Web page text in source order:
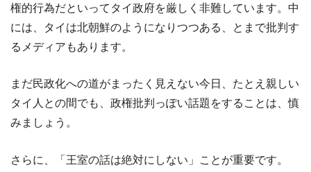
権的行為だといってタイ政府を厳しく非難しています。中
には、タイは北朝鮮のようになりつつある、とまで批判す
るメディアもあります。
まだ民政化への道がまったく見えない今日、たとえ親しい
タイ人との間でも、政権批判っぽい話題をすることは、慎
みましょう。
さらに、「王室の話は絶対にしない」ことが重要です。